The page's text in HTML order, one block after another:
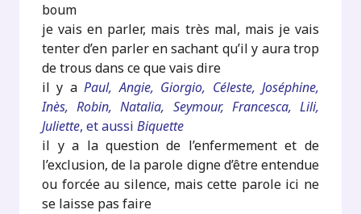
boum
je vais en parler, mais très mal, mais je vais
tenter d’en parler en sachant qu’il y aura trop
de trous dans ce que vais dire
il y aPaul, Angie, Giorgio, Céleste, Joséphine,
Inès, Robin, Natalia, Seymour, Francesca, Lili,
Juliette, et aussiBiquette
il y a la question de l’enfermement et de
l’exclusion, de la parole digne d’être entendue
ou forcée au silence, mais cette parole ici ne
se laisse pas faire